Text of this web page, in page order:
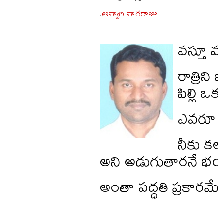
-అవ్వారి నాగరాజు
వస్తూ
రాత్రిని
పిల్లి
నీకు
అని అడుగుతారనే
అంతా పద్ధతి